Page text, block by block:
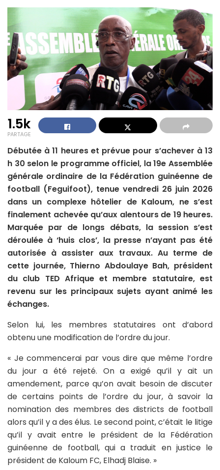
1.5k
PARTAGE
Débutée à 11 heures et prévue pour s’achever à 13
h 30 selon le programme officiel, la 19e Assemblée
générale ordinaire de la Fédération guinéenne de
football (Feguifoot), tenue vendredi 26 juin 2026
dans un complexe hôtelier de Kaloum, ne s’est
finalement achevée qu’aux alentours de 19 heures.
Marquée par de longs débats, la session s’est
déroulée à ‘huis clos’, la presse n’ayant pas été
autorisée à assister aux travaux. Au terme de
cette journée, Thierno Abdoulaye Bah, président
du club TED Afrique et membre statutaire, est
revenu sur les principaux sujets ayant animé les
échanges.
Selon lui, les membres statutaires ont d’abord
obtenu une modification de l’ordre du jour.
« Je commencerai par vous dire que même l’ordre
du jour a été rejeté. On a exigé qu’il y ait un
amendement, parce qu’on avait besoin de discuter
de certains points de l’ordre du jour, à savoir la
nomination des membres des districts de football
alors qu’il y a des élus. Le second point, c’était le litige
qu’il y avait entre le président de la Fédération
guinéenne de football, qui a traduit en justice le
président de Kaloum FC, Elhadj Blaise. »